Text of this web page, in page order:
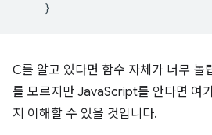
C를 알고 있다면 함수 자체가 너무 놀
를 모르지만 JavaScript를 안다면 여
지 이해할 수 있을 것입니다.